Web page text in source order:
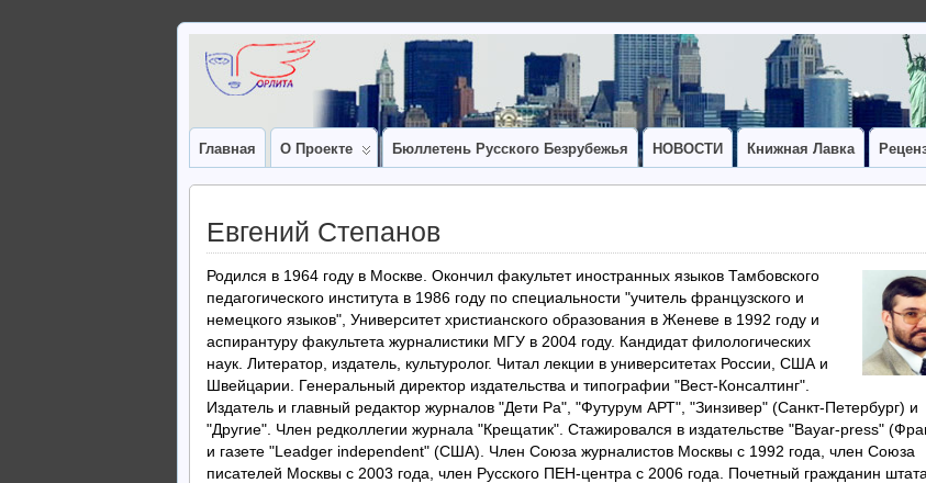
Главная О Проекте Бюллетень Русского Безрубежья НОВОСТИ Книжная Лавка
Евгений Степанов
Родился в 1964 году в Москве. Окончил факультет иностранных языков Тамбовского
педагогического института в 1986 году по специальности "учитель французского и
немецкого языков", Университет христианского образования в Женеве в 1992 году и
аспирантуру факультета журналистики МГУ в 2004 году. Кандидат филологических
наук. Литератор, издатель, культуролог. Читал лекции в университетах России, США и
Швейцарии. Генеральный директор издательства и типографии "Вест-Консалтинг".
Издатель и главный редактор журналов "Дети Ра", "Футурум АРТ", "Зинзивер" (Санкт-Петербург) и
"Другие". Член редколлегии журнала "Крещатик". Стажировался в издательстве "Bayar-press"
и газете "Leadger independent" (США). Член Союза журналистов Москвы с 1992 года, член Союза
писателей Москвы с 2003 года, член Русского ПЕН-центра с 2006 года. Почетный гражданин штата